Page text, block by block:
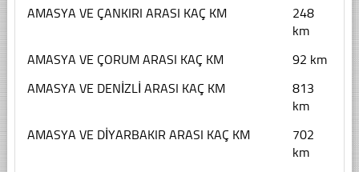
AMASYA VE ÇANKIRI ARASI KAÇ KM
248
km
AMASYA VE ÇORUM ARASI KAÇ KM
92 km
AMASYA VE DENİZLİ ARASI KAÇ KM
813
km
AMASYA VE DİYARBAKIR ARASI KAÇ KM
702
km